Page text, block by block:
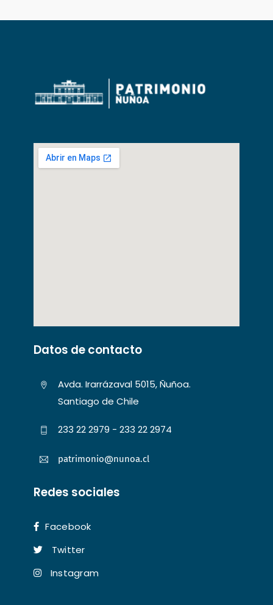
Datos de contacto
Avda. Irarrázaval 5015, Ñuñoa.
Santiago de Chile
233 22 2979 - 233 22 2974
patrimonio@nunoa.cl
Redes sociales
Facebook
Twitter
Instagram